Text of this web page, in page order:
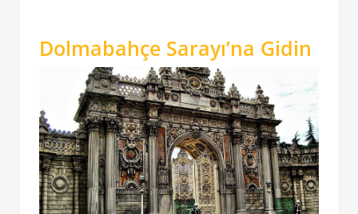
Dolmabahçe Sarayı’na Gidin